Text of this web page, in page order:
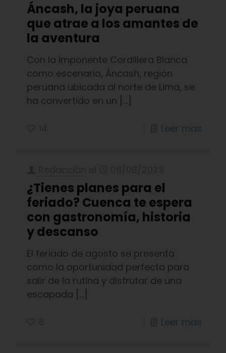
Áncash, la joya peruana
que atrae a los amantes de
la aventura
Con la imponente Cordillera Blanca
como escenario, Áncash, región
peruana ubicada al norte de Lima, se
ha convertido en un […]
Leer mas
¿Tienes planes para el
feriado? Cuenca te espera
con gastronomía, historia
y descanso
El feriado de agosto se presenta
como la oportunidad perfecta para
salir de la rutina y disfrutar de una
escapada […]
Leer mas